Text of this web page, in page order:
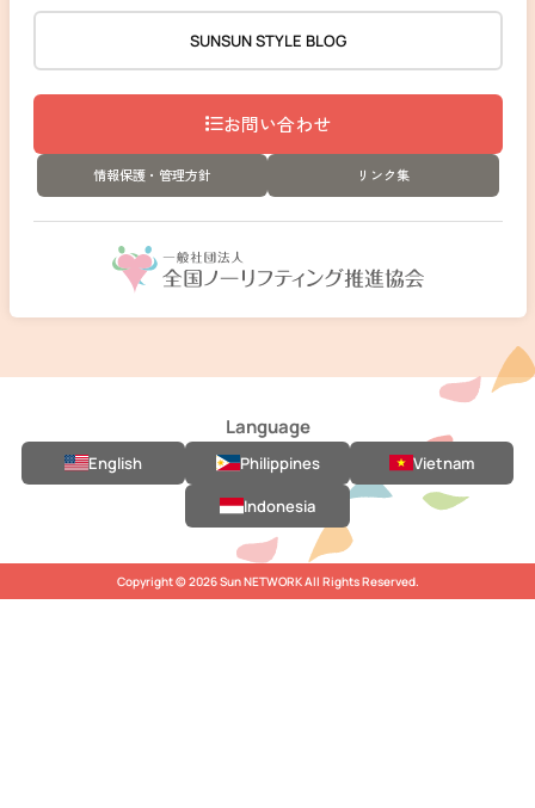
SUNSUN STYLE BLOG
お問い合わせ
情報保護・管理方針 リンク集
Language
English Philippines
Vietnam
Indonesia
Copyright © 2026 Sun NETWORK All Rights Reserved.